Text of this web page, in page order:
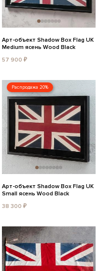
Арт-объект Shadow Box Flag UK
Medium ясень Wood Black
57 900 ₽
Распродажа 20%
Арт-объект Shadow Box Flag UK
Small ясень Wood Black
38 300 ₽